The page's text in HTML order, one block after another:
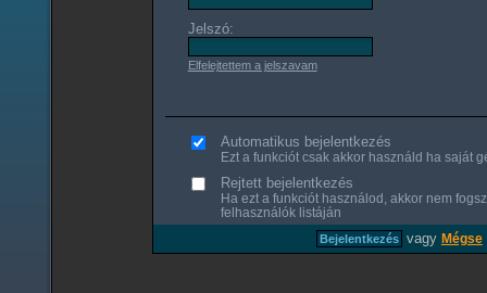
Jelszó:
Elfelejtettem a jelszavam
Automatikus bejelentkezés
Ezt a funkciót csak akkor használd ha saját
Rejtett bejelentkezés
Ha ezt a funkciót használod, akkor nem
felhasználók listáján
vagy Mégse